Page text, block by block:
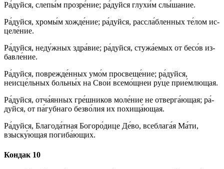
Ра́­дуй­ся, сле­пы́м про­зре́­ние; ра́­дуй­ся глухи́м слы́­ша­ние.
Ра́­дуй­ся, хро­мы́м хожде́ние; ра́­дуй­ся, рассла́бленных те́­лом ис­
це­ле́­ние.
Ра́­дуй­ся, неду́жных здра́­вие; ра́­дуй­ся, стужа́емых от бесо́в из­
бав­ле́­ние.
Ра́­дуй­ся, поврежде́нных умо́м про­све­ще́­ние; ра́­дуй­ся,
неисце́льных больны́х на Свои́ всемо́щнеи ру́­це при­е́м­лю­щая.
Ра́­дуй­ся, от­ча́­ян­ных гре́ш­ни­ков мо­ле́­ние не отверга́ющая; ра́­
дуй­ся, от па́губнаго безво́лия их похища́ющая.
Ра́­дуй­ся, Бла­го­да́т­ная Бо­го­ро́­ди­це Де́­во, всеблага́я Ма́­ти,
взыску́ющая погиба́ющих.
Кондак 10